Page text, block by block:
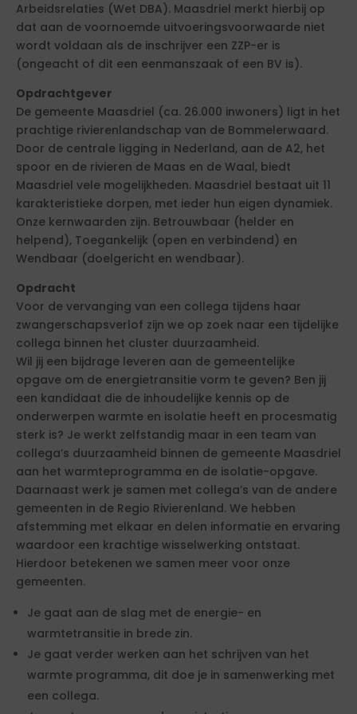
Arbeidsrelaties (Wet DBA). Maasdriel merkt hierbij op
dat aan de voornoemde uitvoeringsvoorwaarde niet
wordt voldaan als de inschrijver een ZZP-er is
(ongeacht of dit een eenmanszaak of een BV is).
Opdrachtgever
De gemeente Maasdriel (ca. 26.000 inwoners) ligt in het
prachtige rivierenlandschap van de Bommelerwaard.
Door de centrale ligging in Nederland, aan de A2, het
spoor en de rivieren de Maas en de Waal, biedt
Maasdriel vele mogelijkheden. Maasdriel bestaat uit 11
karakteristieke dorpen, met ieder hun eigen dynamiek.
Onze kernwaarden zijn. Betrouwbaar (helder en
helpend), Toegankelijk (open en verbindend) en
Wendbaar (doelgericht en wendbaar).
Opdracht
Voor de vervanging van een collega tijdens haar
zwangerschapsverlof zijn we op zoek naar een tijdelijke
collega binnen het cluster duurzaamheid.
Wil jij een bijdrage leveren aan de gemeentelijke
opgave om de energietransitie vorm te geven? Ben jij
een kandidaat die de inhoudelijke kennis op de
onderwerpen warmte en isolatie heeft en procesmatig
sterk is? Je werkt zelfstandig maar in een team van
collega’s duurzaamheid binnen de gemeente Maasdriel
aan het warmteprogramma en de isolatie-opgave.
Daarnaast werk je samen met collega’s van de andere
gemeenten in de Regio Rivierenland. We hebben
afstemming met elkaar en delen informatie en ervaring
waardoor een krachtige wisselwerking ontstaat.
Hierdoor betekenen we samen meer voor onze
gemeenten.
Je gaat aan de slag met de energie- en
warmtetransitie in brede zin.
Je gaat verder werken aan het schrijven van het
warmte programma, dit doe je in samenwerking met
een collega.